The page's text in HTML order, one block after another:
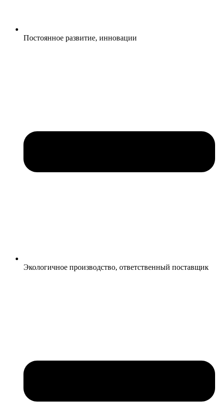
Постоянное развитие, инновации
Экологичное производство, ответственный поставщик